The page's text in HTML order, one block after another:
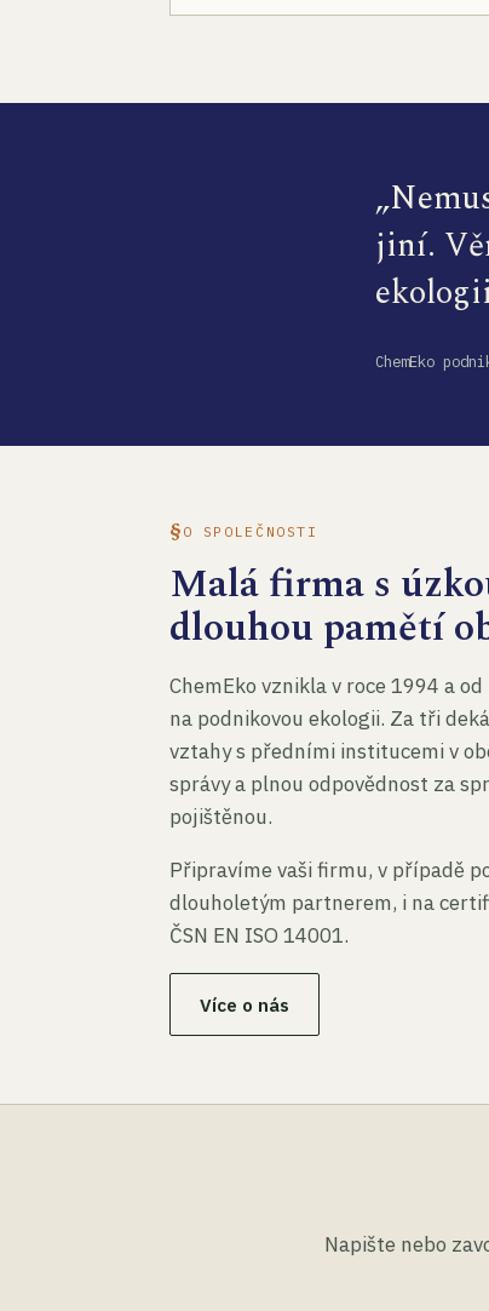
jiní.
ChemEko
O SPOLEČNOSTI
Malá firma s
dlouhou pamětí
ChemEko vznikla v roce 1994 a
na podnikovou ekologii. Za tři
vztahy s předními institucemi v
správy a plnou odpovědnost za
pojištěnou.
Připravíme vaši firmu, v případě
dlouholetým partnerem, i na
ČSN EN ISO 14001.
Více o nás
Napište nebo